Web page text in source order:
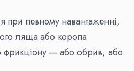
певному навантаженні,
ляща або коропа
фрикціону — або обрив, або